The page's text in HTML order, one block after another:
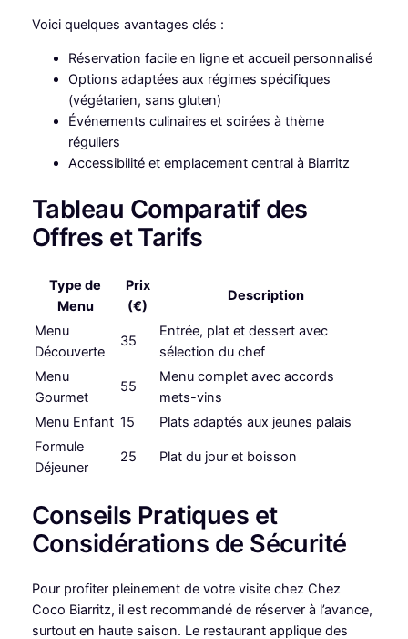
Voici quelques avantages clés :
Réservation facile en ligne et accueil personnalisé
Options adaptées aux régimes spécifiques
(végétarien, sans gluten)
Événements culinaires et soirées à thème
réguliers
Accessibilité et emplacement central à Biarritz
Tableau Comparatif des
Offres et Tarifs
Type de
Menu
Prix
(€)
Description
Menu
Découverte
35
Entrée, plat et dessert avec
sélection du chef
Menu
Gourmet
55
Menu complet avec accords
mets-vins
Menu Enfant 15
Plats adaptés aux jeunes palais
Formule
Déjeuner
25 Plat du jour et boisson
Conseils Pratiques et
Considérations de Sécurité
Pour profiter pleinement de votre visite chez Chez
Coco Biarritz, il est recommandé de réserver à l’avance,
surtout en haute saison. Le restaurant applique des